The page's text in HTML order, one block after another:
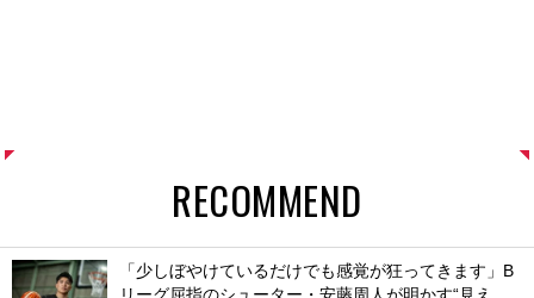
RECOMMEND
「少しぼやけているだけでも感覚が狂ってきます」B